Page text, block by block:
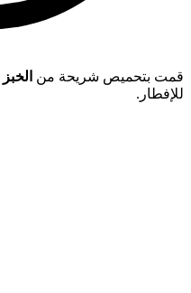
قمت بتحميص شريحة من الخبز
للإفطار.